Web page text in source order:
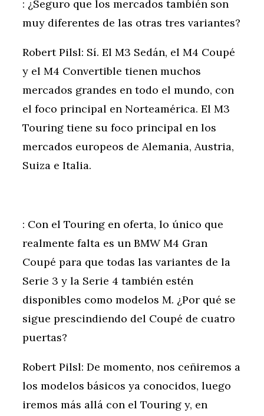
: ¿Seguro que los mercados también son
muy diferentes de las otras tres variantes?
Robert Pilsl: Sí. El M3 Sedán, el M4 Coupé
y el M4 Convertible tienen muchos
mercados grandes en todo el mundo, con
el foco principal en Norteamérica. El M3
Touring tiene su foco principal en los
mercados europeos de Alemania, Austria,
Suiza e Italia.
: Con el Touring en oferta, lo único que
realmente falta es un BMW M4 Gran
Coupé para que todas las variantes de la
Serie 3 y la Serie 4 también estén
disponibles como modelos M. ¿Por qué se
sigue prescindiendo del Coupé de cuatro
puertas?
Robert Pilsl: De momento, nos ceñiremos a
los modelos básicos ya conocidos, luego
iremos más allá con el Touring y, en